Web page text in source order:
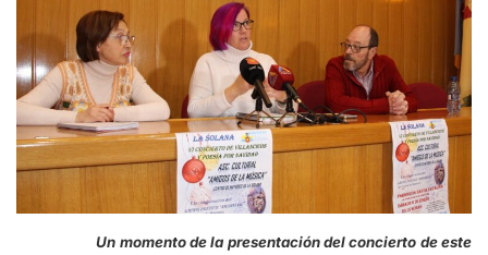
Un momento de la presentación del concierto de este